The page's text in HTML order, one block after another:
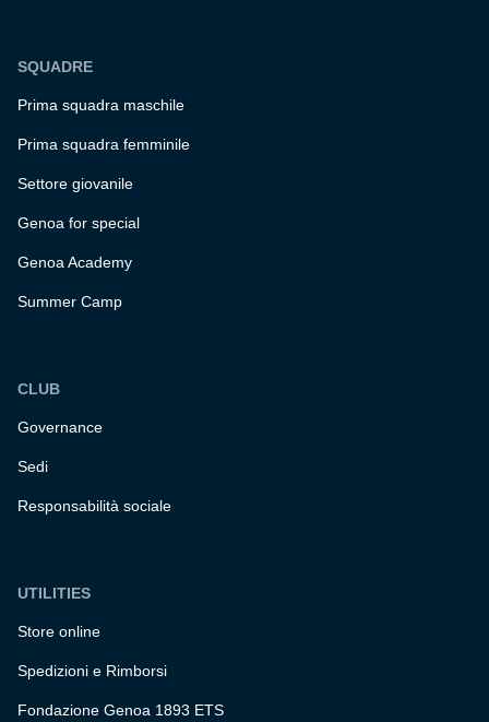
SQUADRE
Prima squadra maschile
Prima squadra femminile
Settore giovanile
Genoa for special
Genoa Academy
Summer Camp
CLUB
Governance
Sedi
Responsabilità sociale
UTILITIES
Store online
Spedizioni e Rimborsi
Fondazione Genoa 1893 ETS